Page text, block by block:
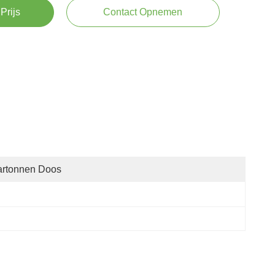
Contact Opnemen
Doos